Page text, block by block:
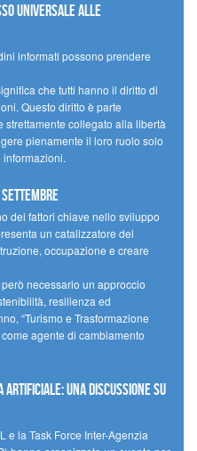
universale alle
informati possono prendere
che tutti hanno il diritto di
Questo diritto è parte
collegato alla libertà
pienamente il loro ruolo solo
dei fattori chiave nello sviluppo
un catalizzatore del
occupazione e creare
necessario un approccio
resilienza ed
“Turismo e Trasformazione
agente di cambiamento
una discussione su
e la Task Force Inter-Agenzia